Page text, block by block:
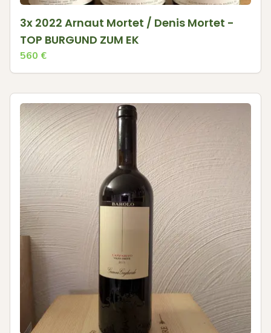
3x 2022 Arnaut Mortet / Denis Mortet -
TOP BURGUND ZUM EK
560 €